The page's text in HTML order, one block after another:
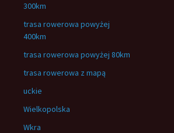
300km
trasa rowerowa powyżej
400km
trasa rowerowa powyżej 80km
trasa rowerowa z mapą
uckie
Wielkopolska
Wkra